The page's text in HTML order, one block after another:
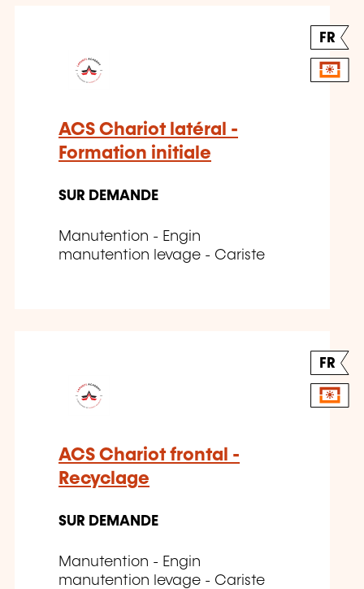
FR
ACS Chariot latéral -
Formation initiale
SUR DEMANDE
Manutention - Engin
manutention levage - Cariste
FR
ACS Chariot frontal -
Recyclage
SUR DEMANDE
Manutention - Engin
manutention levage - Cariste